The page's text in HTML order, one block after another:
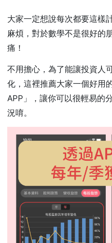
大家一定想說每次都要這樣
麻煩，對於數學不是很好的
痛！
不用擔心，為了能讓投資人
化，這裡推薦大家一個好用
APP」，讓你可以很輕易的
況唷。